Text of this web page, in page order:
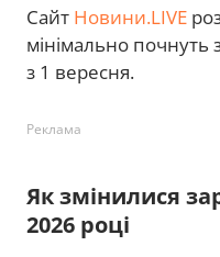
Сайт Новини.LIVE
мінімально почнуть
з 1 вересня.
Реклама
Як змінилися
2026 році